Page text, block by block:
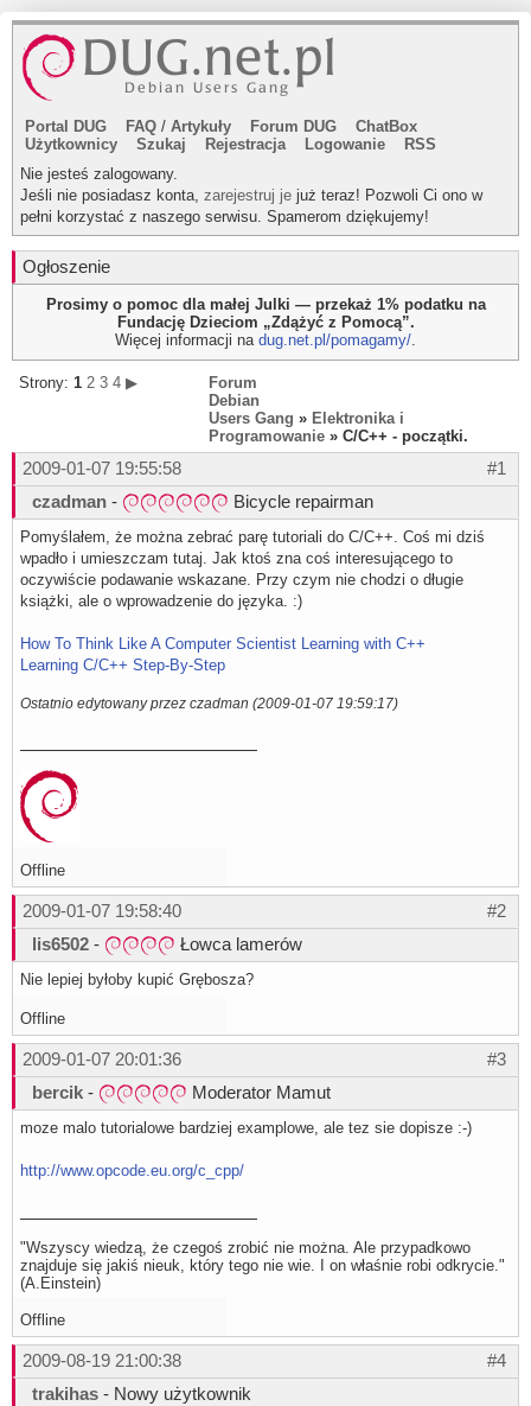
Portal DUG FAQ / Artykuły Forum DUG
ChatBox
Użytkownicy
Szukaj Rejestracja Logowanie
RSS
Nie jesteś zalogowany.
Jeśli nie posiadasz konta, zarejestruj je już teraz! Pozwoli Ci ono w
pełni korzystać z naszego serwisu. Spamerom dziękujemy!
Ogłoszenie
Prosimy o pomoc dla małej Julki — przekaż 1% podatku na
Fundację Dzieciom „Zdążyć z Pomocą”.
Więcej informacji na dug.net.pl/pomagamy/.
Strony: 1 2 3 4 ▶
Forum
Debian
Users Gang » Elektronika i
Programowanie » C/C++ - początki.
#1
2009-01-07 19:55:58
czadman - Bicycle repairman
Pomyślałem, że można zebrać parę tutoriali do C/C++. Coś mi dziś
wpadło i umieszczam tutaj. Jak ktoś zna coś interesującego to
oczywiście podawanie wskazane. Przy czym nie chodzi o długie
książki, ale o wprowadzenie do języka. :)
How To Think Like A Computer Scientist Learning with C++
Learning C/C++ Step-By-Step
Ostatnio edytowany przez czadman (2009-01-07 19:59:17)
Offline
#2
2009-01-07 19:58:40
lis6502 - Łowca lamerów
Nie lepiej byłoby kupić Grębosza?
Offline
#3
2009-01-07 20:01:36
bercik - Moderator Mamut
moze malo tutorialowe bardziej examplowe, ale tez sie dopisze :-)
http://www.opcode.eu.org/c_cpp/
"Wszyscy wiedzą, że czegoś zrobić nie można. Ale przypadkowo
znajduje się jakiś nieuk, który tego nie wie. I on właśnie robi odkrycie."
(A.Einstein)
Offline
#4
2009-08-19 21:00:38
trakihas - Nowy użytkownik